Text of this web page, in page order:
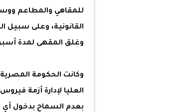
للمقاهي والمطاعم
القانونية، وعلى سبيل
وغلق المقهى لمدة
العليا لإدارة أزمة
بعدم السماح بدخول أي